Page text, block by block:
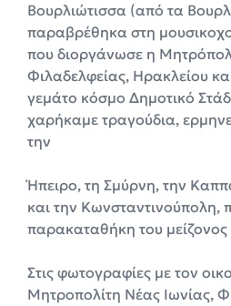
Βουρλιώτισσα (από τα
παραβρέθηκα στη
που διοργάνωσε η
Φιλαδελφείας, Ηρακλείου
γεμάτο κόσμο Δημοτικό
χαρήκαμε τραγούδια,
την
Ήπειρο, τη Σμύρνη, την
και την Κωνσταντινούπολη,
παρακαταθήκη του
Στις φωτογραφίες με τον
Μητροπολίτη Νέας Ιωνίας,